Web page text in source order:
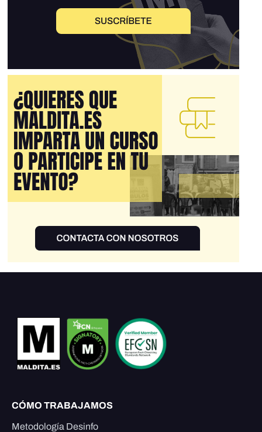
CÓMO TRABAJAMOS
Metodología Desinfo